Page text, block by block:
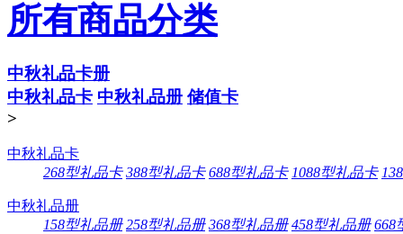
所有商品分类
中秋礼品卡册
中秋礼品卡 中秋礼品册 储值卡
>
中秋礼品卡
268型礼品卡 388型礼品卡 688型礼品卡 1088型礼品卡
中秋礼品册
158型礼品册 258型礼品册 368型礼品册 458型礼品册 668